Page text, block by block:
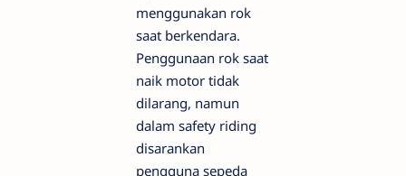
menggunakan rok
saat berkendara.
Penggunaan rok saat
naik motor tidak
dilarang, namun
dalam safety riding
disarankan
pengguna sepeda